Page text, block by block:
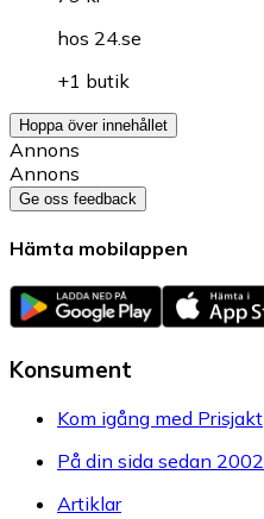
hos 24.se
+1 butik
Hoppa över innehållet
Annons
Annons
Ge oss feedback
Hämta mobilappen
Konsument
Kom igång med Prisjakt
På din sida sedan 2002
Artiklar